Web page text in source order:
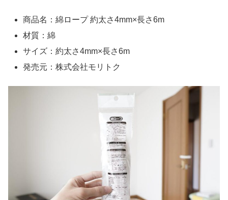
商品名：綿ロープ 約太さ4mm×長さ6m
材質：綿
サイズ：約太さ4mm×長さ6m
発売元：株式会社モリトク